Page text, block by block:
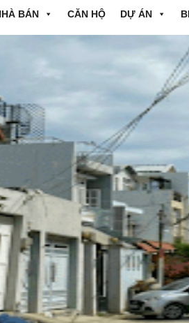
BÁN CĂN HỘ DỰ ÁN